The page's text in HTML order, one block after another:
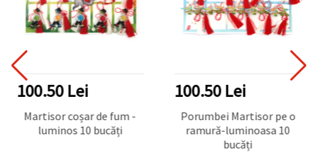
100.50 Lei
Martisor coșar de fum -
luminos 10 bucăți
100.50 Lei
Porumbei Martisor pe o
ramură-luminoasa 10
bucăți